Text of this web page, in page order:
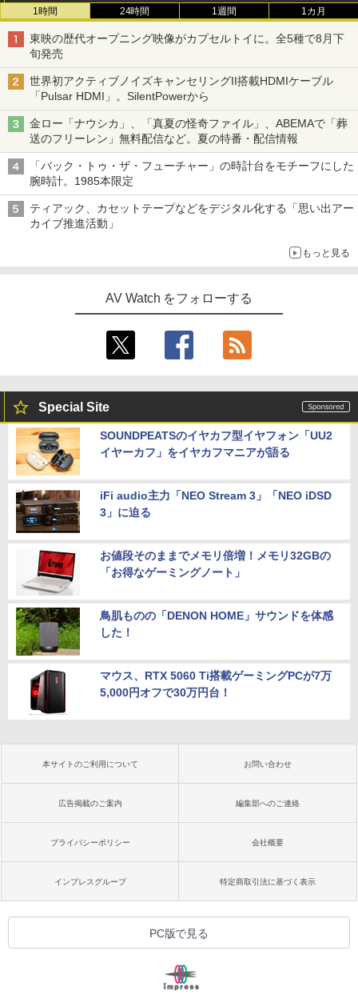
1時間 24時間 1週間 1カ月
東映の歴代オープニング映像がカプセルトイに。全5種で8月下
旬発売
世界初アクティブノイズキャンセリングII搭載HDMIケーブル
「Pulsar HDMI」。SilentPowerから
金ロー「ナウシカ」、「真夏の怪奇ファイル」、ABEMAで「葬
送のフリーレン」無料配信など。夏の特番・配信情報
「バック・トゥ・ザ・フューチャー」の時計台をモチーフにした
腕時計。1985本限定
ティアック、カセットテープなどをデジタル化する「思い出アー
カイブ推進活動」
もっと見る
AV Watch をフォローする
Special Site
SOUNDPEATSのイヤカフ型イヤフォン「UU2
イヤーカフ」をイヤカフマニアが語る
iFi audio主力「NEO Stream 3」「NEO iDSD
3」に迫る
お値段そのままでメモリ倍増！メモリ32GBの
「お得なゲーミングノート」
鳥肌ものの「DENON HOME」サウンドを体感
した！
マウス、RTX 5060 Ti搭載ゲーミングPCが7万
5,000円オフで30万円台！
本サイトのご利用について お問い合わせ
広告掲載のご案内 編集部へのご連絡
プライバシーポリシー 会社概要
インプレスグループ 特定商取引法に基づく表示
PC版で見る